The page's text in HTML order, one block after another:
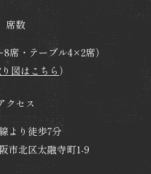
席数
席・テーブル4×2席）
図はこちら ）
クセス
より徒歩7分
市北区太融寺町1-9